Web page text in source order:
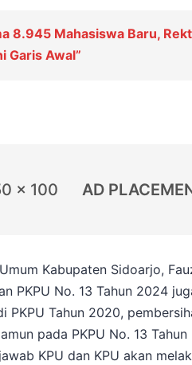
8.945 Mahasiswa Baru,
Garis Awal”
x 100 AD
Kabupaten Sidoarjo,
PKPU No. 13 Tahun 2024
PKPU Tahun 2020,
pada PKPU No. 13
KPU dan KPU akan